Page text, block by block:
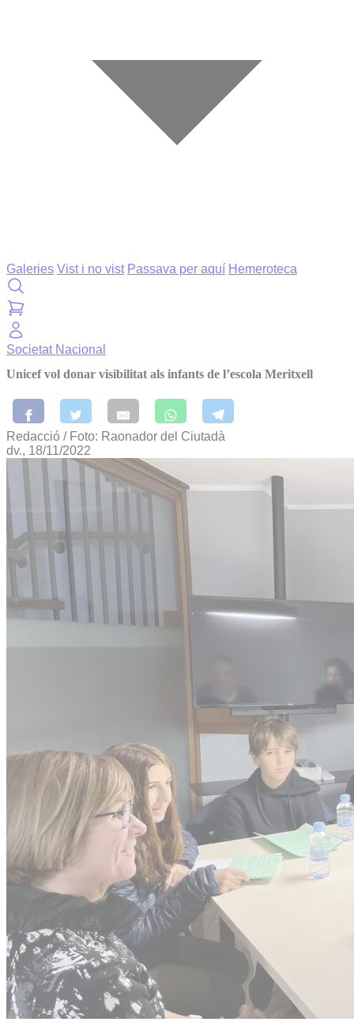
Galeries Vist i no vist Passava per aquí Hemeroteca
Societat Nacional
Unicef vol donar visibilitat als infants de l’escola Meritxell
Redacció / Foto: Raonador del Ciutadà
dv., 18/11/2022